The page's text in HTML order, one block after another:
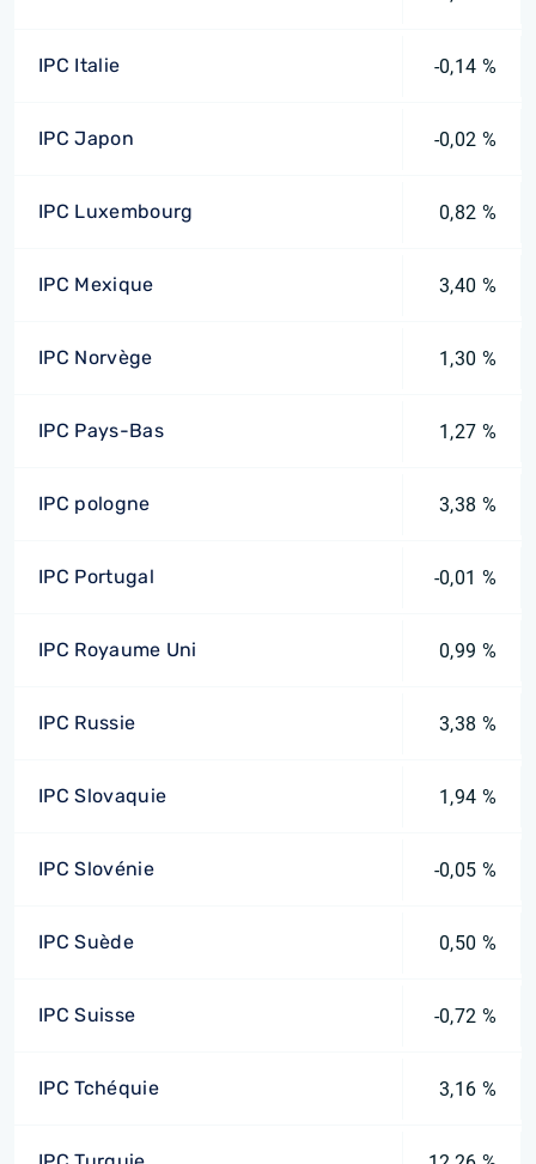
IPC Italie -0,14 %
IPC Japon -0,02 %
IPC Luxembourg 0,82 %
IPC Mexique 3,40 %
IPC Norvège 1,30 %
IPC Pays-Bas 1,27 %
IPC pologne 3,38 %
IPC Portugal -0,01 %
IPC Royaume Uni 0,99 %
IPC Russie 3,38 %
IPC Slovaquie 1,94 %
IPC Slovénie -0,05 %
IPC Suède 0,50 %
IPC Suisse -0,72 %
IPC Tchéquie 3,16 %